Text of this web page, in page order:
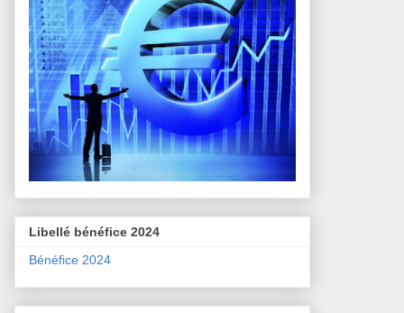
Libellé bénéfice 2024
Bénéfice 2024